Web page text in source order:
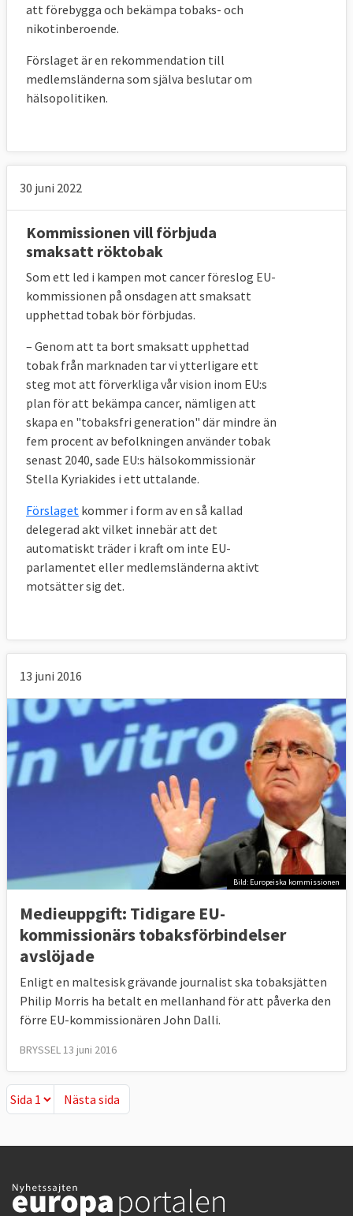
att förebygga och bekämpa tobaks- och
nikotinberoende.
Förslaget är en rekommendation till
medlemsländerna som själva beslutar om
hälsopolitiken.
30 juni 2022
Kommissionen vill förbjuda
smaksatt röktobak
Som ett led i kampen mot cancer föreslog EU-
kommissionen på onsdagen att smaksatt
upphettad tobak bör förbjudas.
– Genom att ta bort smaksatt upphettad
tobak från marknaden tar vi ytterligare ett
steg mot att förverkliga vår vision inom EU:s
plan för att bekämpa cancer, nämligen att
skapa en "tobaksfri generation" där mindre än
fem procent av befolkningen använder tobak
senast 2040, sade EU:s hälsokommissionär
Stella Kyriakides i ett uttalande.
Förslaget kommer i form av en så kallad
delegerad akt vilket innebär att det
automatiskt träder i kraft om inte EU-
parlamentet eller medlemsländerna aktivt
motsätter sig det.
13 juni 2016
Bild: Europeiska kommissionen
Medieuppgift: Tidigare EU-
kommissionärs tobaksförbindelser
avslöjade
Enligt en maltesisk grävande journalist ska tobaksjätten
Philip Morris ha betalt en mellanhand för att påverka den
förre EU-kommissionären John Dalli.
BRYSSEL 13 juni 2016
Nästa sida
Nästa sida